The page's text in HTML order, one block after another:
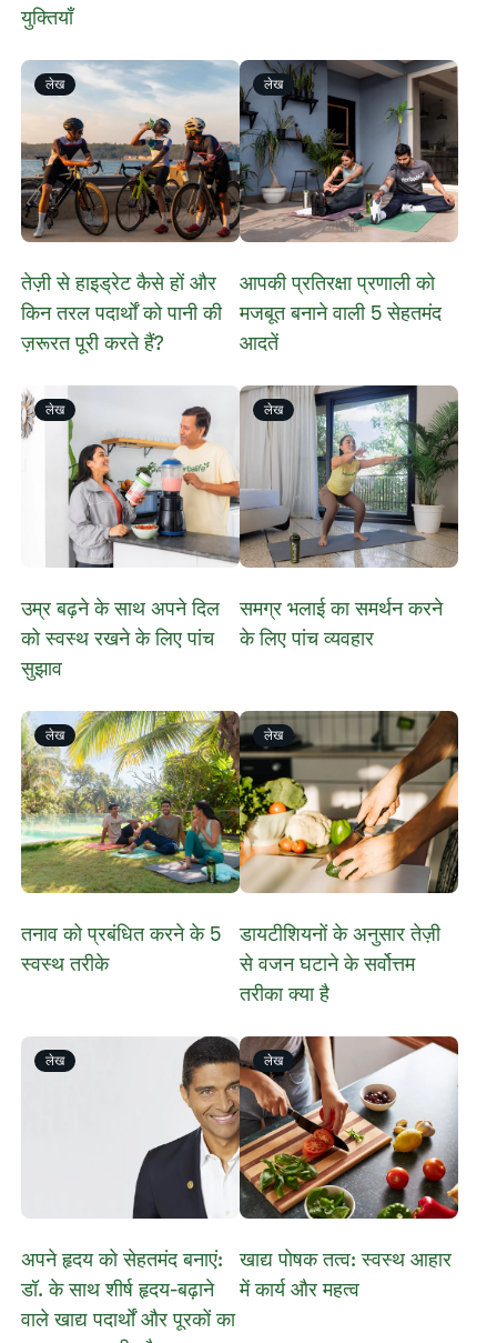
युक्तियाँ
लेख
​तेज़ी से हाइड्रेट कैसे हों और
किन तरल पदार्थों को पानी की
ज़रूरत पूरी करते हैं?
लेख
आपकी प्रतिरक्षा प्रणाली को
मजबूत बनाने वाली 5 सेहतमंद
आदतें
लेख
​उम्र बढ़ने के साथ अपने दिल
को स्वस्थ रखने के लिए पांच
सुझाव
लेख
​समग्र भलाई का समर्थन करने
के लिए पांच व्यवहार
लेख
​​​तनाव को प्रबंधित करने के 5
स्वस्थ तरीके​
लेख
डायटीशियनों के अनुसार तेज़ी
से वजन घटाने के सर्वोत्तम
तरीका क्या है
लेख
अपने हृदय को सेहतमंद बनाएं:
डॉ. के साथ शीर्ष हृदय-बढ़ाने
वाले खाद्य पदार्थों और पूरकों का
लेख
खाद्य पोषक तत्व: स्वस्थ आहार
में कार्य और महत्व